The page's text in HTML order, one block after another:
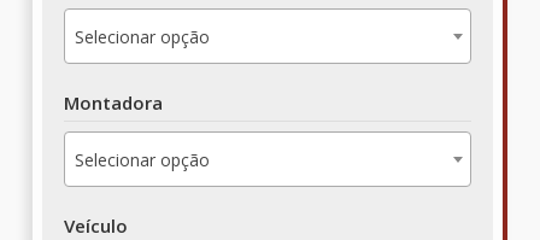
Selecionar opção
Montadora
Selecionar opção
Veículo